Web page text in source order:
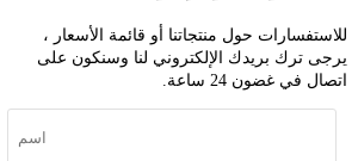
للاستفسارات حول منتجاتنا أو قائمة الأسعار ،
يرجى ترك بريدك الإلكتروني لنا وسنكون على
اتصال في غضون 24 ساعة.